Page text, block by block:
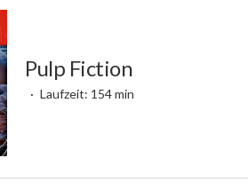
Pulp Fiction
Laufzeit: 154 min